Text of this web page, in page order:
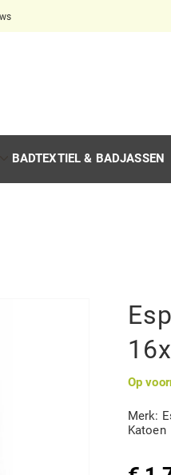
BADTEXTIEL & BADJASSEN
Op
Merk:
Katoen